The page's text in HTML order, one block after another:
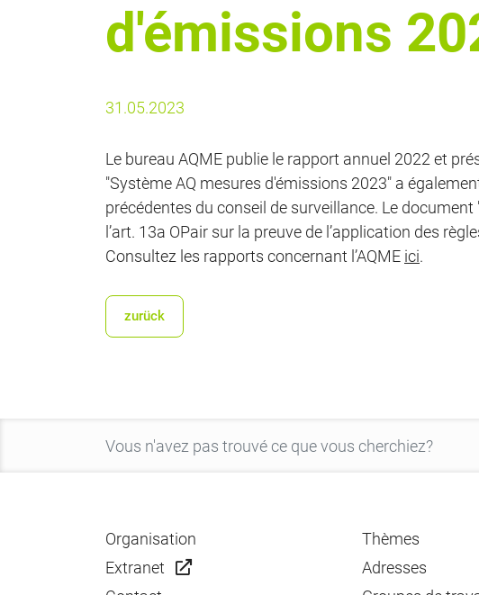
d'émissions
31.05.2023
Le bureau AQME publie le rapport annuel 2022 et
"Système AQ mesures d'émissions 2023" a
précédentes du conseil de surveillance. Le
l’art. 13a OPair sur la preuve de l’application des
Consultez les rapports concernant l’AQME ici.
zurück
Organisation
Extranet
Thèmes
Adresses